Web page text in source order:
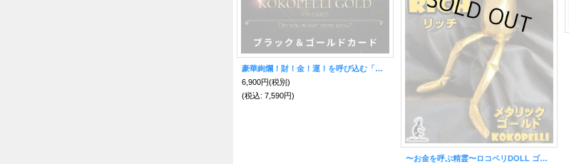
豪華絢爛！財！金！運！を呼び込む「金」＆人生大逆転の「黒」 ココペリVIPカード SET
6,900円(税別)
(税込: 7,590円)
〜お金を呼ぶ精霊〜ロコペリDOLL ゴールドメタリック